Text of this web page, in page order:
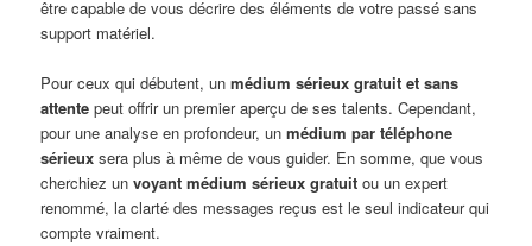
être capable de vous décrire des éléments de votre passé sans
support matériel.
Pour ceux qui débutent, unmédium sérieux gratuit et sans
attente peut offrir un premier aperçu de ses talents. Cependant,
pour une analyse en profondeur, unmédium par téléphone
sérieux sera plus à même de vous guider. En somme, que vous
cherchiez unvoyant médium sérieux gratuit ou un expert
renommé, la clarté des messages reçus est le seul indicateur qui
compte vraiment.